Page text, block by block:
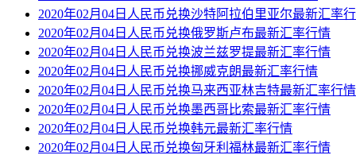
2020年02月04日人民币兑换沙特阿拉伯里亚尔最新汇率
2020年02月04日人民币兑换俄罗斯卢布最新汇率行情
2020年02月04日人民币兑换波兰兹罗提最新汇率行情
2020年02月04日人民币兑换挪威克朗最新汇率行情
2020年02月04日人民币兑换马来西亚林吉特最新汇率行情
2020年02月04日人民币兑换墨西哥比索最新汇率行情
2020年02月04日人民币兑换韩元最新汇率行情
2020年02月04日人民币兑换匈牙利福林最新汇率行情